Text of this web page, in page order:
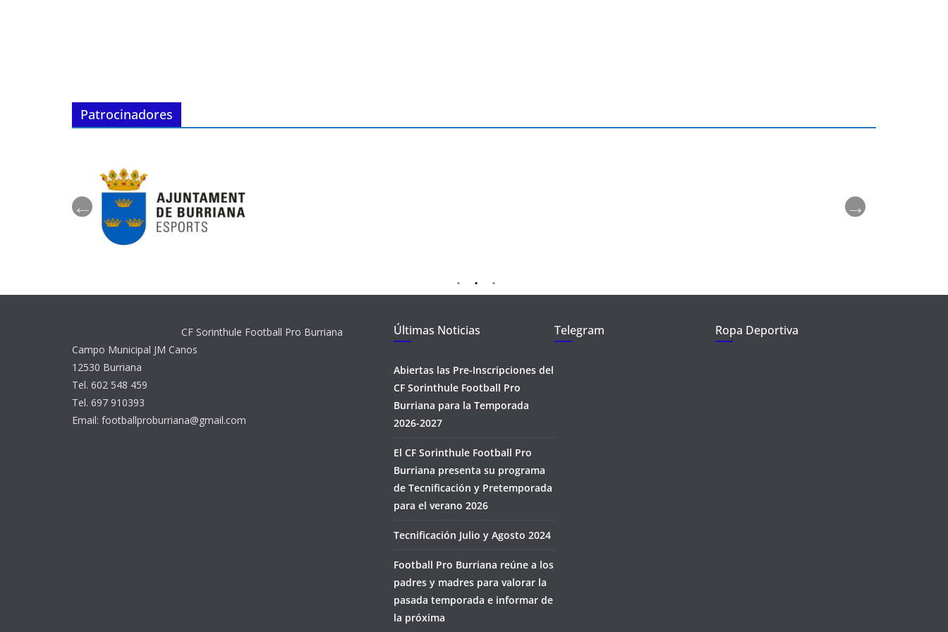
Patrocinadores
CF Sorinthule Football Pro Burriana
Campo Municipal JM Canos
12530 Burriana
Tel. 602 548 459
Tel. 697 910393
Email: footballproburriana@gmail.com
Últimas Noticias
Abiertas las Pre-Inscripciones del
CF Sorinthule Football Pro
Burriana para la Temporada
2026-2027
El CF Sorinthule Football Pro
Burriana presenta su programa
de Tecnificación y Pretemporada
para el verano 2026
Tecnificación Julio y Agosto 2024
Football Pro Burriana reúne a los
padres y madres para valorar la
pasada temporada e informar de
la próxima
Telegram Ropa Deportiva